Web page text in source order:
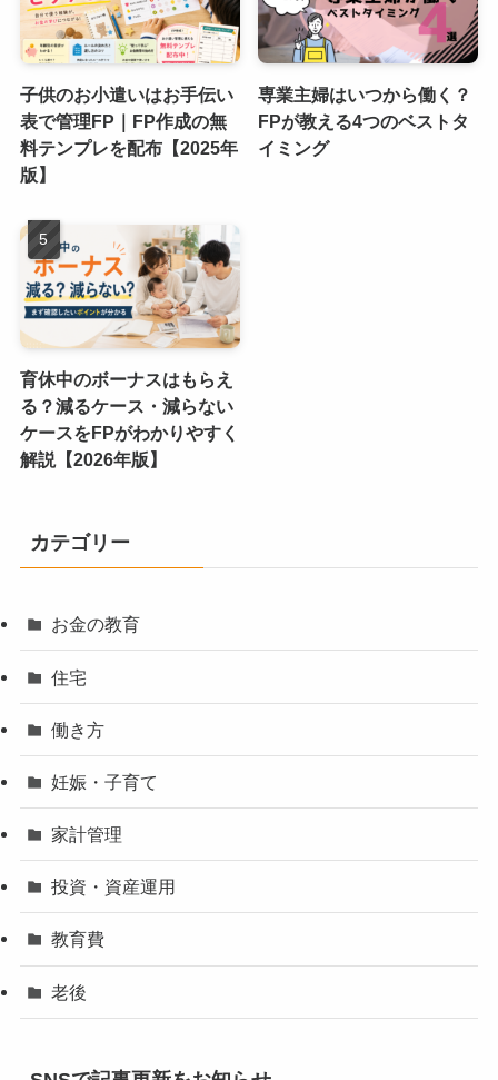
子供のお小遣いはお手伝い
表で管理FP｜FP作成の無
料テンプレを配布【2025年
版】
専業主婦はいつから働く？
FPが教える4つのベストタ
イミング
育休中のボーナスはもらえ
る？減るケース・減らない
ケースをFPがわかりやすく
解説【2026年版】
カテゴリー
お金の教育
住宅
働き方
妊娠・子育て
家計管理
投資・資産運用
教育費
老後